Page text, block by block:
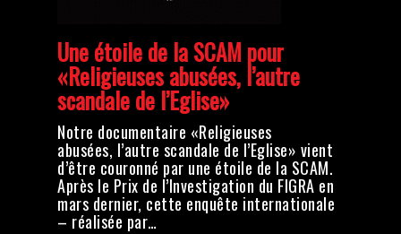
Une étoile de la SCAM pour
«Religieuses abusées, l’autre
scandale de l’Eglise»
Notre documentaire «Religieuses
abusées, l’autre scandale de l’Eglise» vient
d’être couronné par une étoile de la SCAM.
Après le Prix de l’Investigation du FIGRA en
mars dernier, cette enquête internationale
– réalisée par…